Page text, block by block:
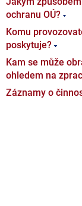
ochranu OÚ?
Komu
poskytuje?
Kam se může
ohledem na
Záznamy o